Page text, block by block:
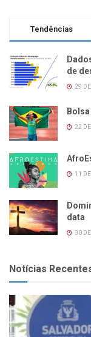
Tendências
de
29
22
11
data
30
Notícias